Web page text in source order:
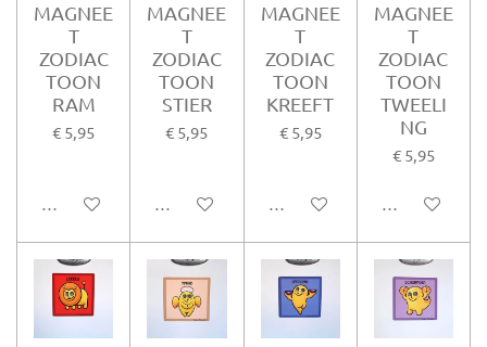
MAGNEE
T
ZODIAC
TOON
RAM
€ 5,95
In winkelwagen
MAGNEE
T
ZODIAC
TOON
STIER
€ 5,95
In winkelwagen
MAGNEE
T
ZODIAC
TOON
KREEFT
€ 5,95
In winkelwagen
MAGNEE
T
ZODIAC
TOON
TWEELI
NG
€ 5,95
In